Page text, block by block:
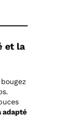
et la
adapté